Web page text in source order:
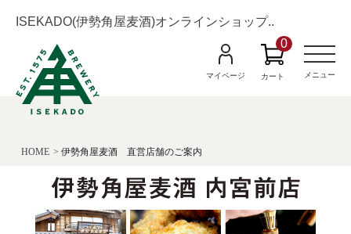
ISEKADO(伊勢角屋麦酒)オンラインショップ..
マイページ カート
0
M
e
n
メニュー
HOME 伊勢角屋麦酒 直営店舗のご案内